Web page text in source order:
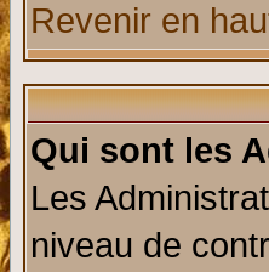
Revenir en
Qui sont les
Les
niveau de